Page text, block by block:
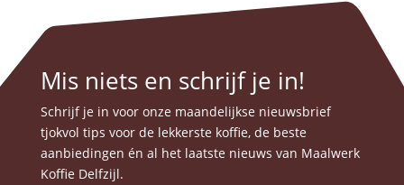
Mis niets en schrijf je in!
Schrijf je in voor onze maandelijkse nieuwsbrief
tjokvol tips voor de lekkerste koffie, de beste
aanbiedingen én al het laatste nieuws van Maalwerk
Koffie Delfzijl.